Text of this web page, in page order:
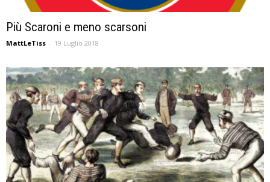
Più Scaroni e meno scarsoni
MattLeTiss - 19 Luglio 2018